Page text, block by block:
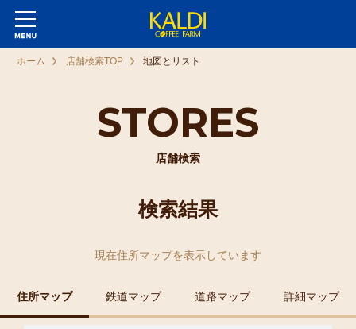
STORES
店舗検索
ホーム 店舗検索TOP 地図とリスト
検索結果
現在住所マップを表示しています
住所マップ 鉄道マップ 道路マップ 詳細マップ